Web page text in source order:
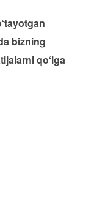
bizning
qo‘lga